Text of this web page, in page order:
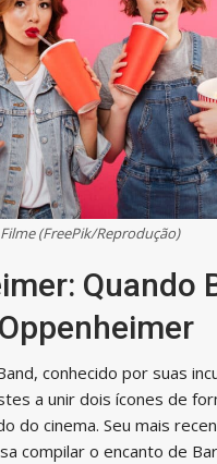
Filme (FreePik/Reprodução)
Quando
conhecido por suas
a unir dois ícones de
do cinema. Seu mais
compilar o encanto de